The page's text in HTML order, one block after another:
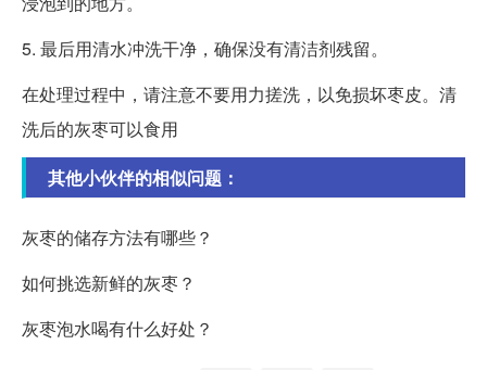
5. 最后用清水冲洗干净，确保没有清洁剂残留。
在处理过程中，请注意不要用力搓洗，以免损坏枣皮。清
洗后的灰枣可以食用
其他小伙伴的相似问题：
灰枣的储存方法有哪些？
如何挑选新鲜的灰枣？
灰枣泡水喝有什么好处？